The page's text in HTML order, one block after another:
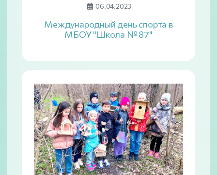
06.04.2023
Международный день спорта в
МБОУ "Школа № 87"